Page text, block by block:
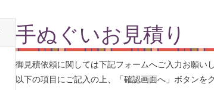
手ぬぐいお見積り
御見積依頼に関しては下記フォームへご入力お願いし
以下の項目にご記入の上、「確認画面へ」ボタンを